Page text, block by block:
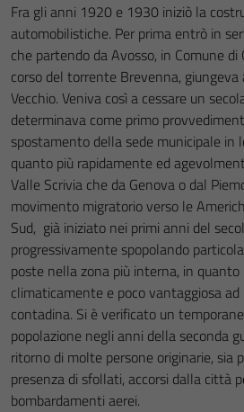
Fra gli anni 1920 e 1930 iniziò la
automobilistiche. Per prima entrò in
che partendo da Avosso, in Comune di
corso del torrente Brevenna,
Vecchio. Veniva così a cessare un
determinava come primo
spostamento della sede municipale in
quanto più rapidamente ed
Valle Scrivia che da Genova o dal
movimento migratorio verso le
Sud, già iniziato nei primi anni del
progressivamente spopolando
poste nella zona più interna, in
climaticamente e poco vantaggiosa
contadina. Si è verificato un
popolazione negli anni della seconda
ritorno di molte persone originarie, sia
presenza di sfollati, accorsi dalla città
bombardamenti aerei.